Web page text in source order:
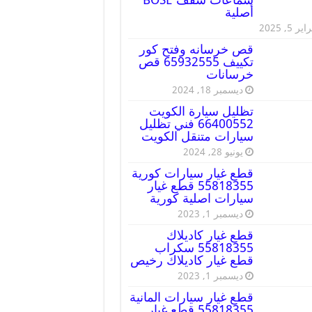
أصلية
5, 2025
قص خرسانه وفتح كور
تكييف 65932555 قص
خرسانات
ديسمبر 18, 2024
تظليل سيارة الكويت
66400552 فني تظليل
سيارات متنقل الكويت
يونيو 28, 2024
قطع غيار سيارات كورية
55818355 قطع غيار
سيارات اصلية كورية
ديسمبر 1, 2023
قطع غيار كاديلاك
55818355 سكراب
قطع غيار كاديلاك رخيص
ديسمبر 1, 2023
قطع غيار سيارات المانية